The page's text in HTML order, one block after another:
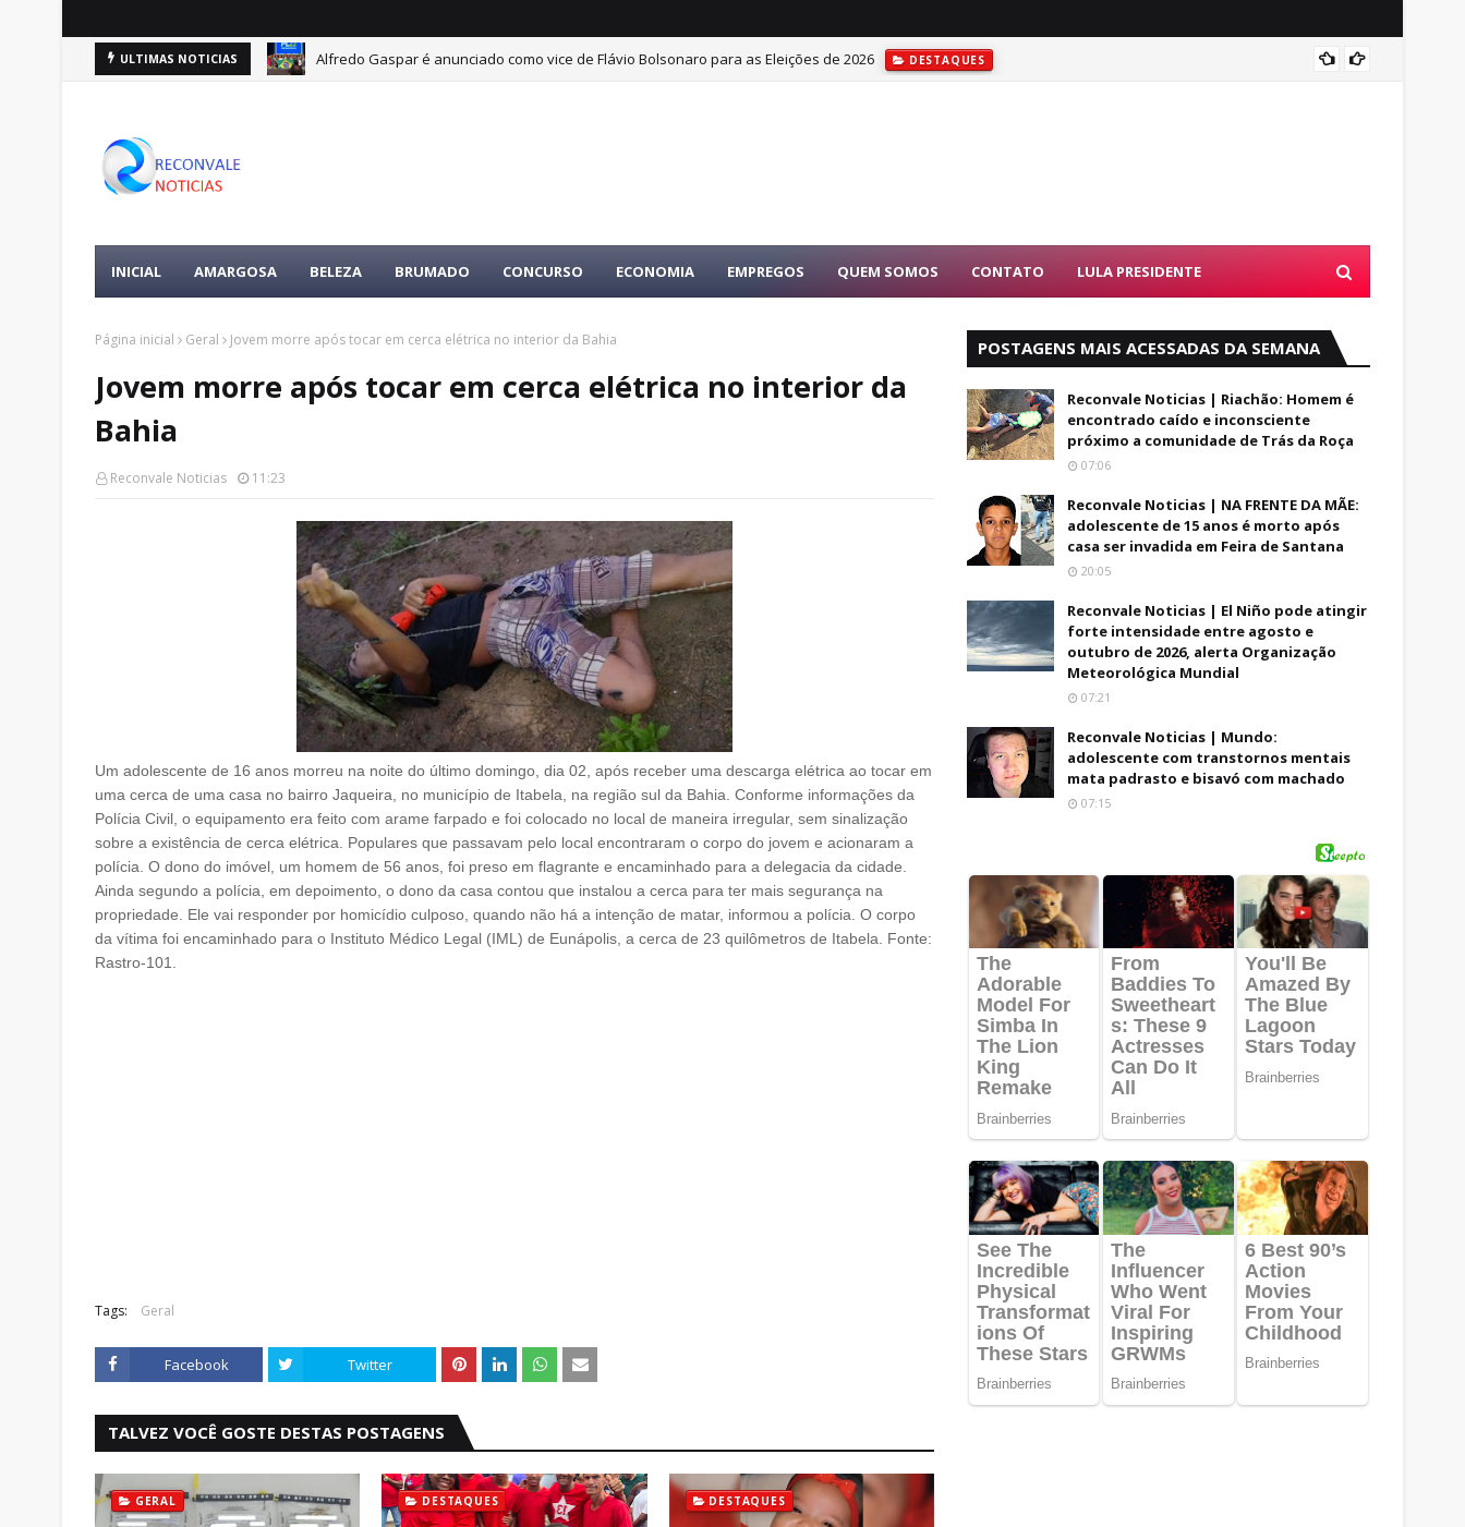
ULTIMAS NOTICIAS Alfredo Gaspar é anunciado como vice de Flávio Bolsonaro para as Eleições de 2026 DESTAQUES
INICIAL AMARGOSA BELEZA BRUMADO CONCURSO ECONOMIA EMPREGOS QUEM SOMOS CONTATO LULA PRESIDENTE
Página inicial Geral Jovem morre após tocar em cerca elétrica no interior da Bahia
Jovem morre após tocar em cerca elétrica no interior da
Bahia
Reconvale Noticias 11:23
Um adolescente de 16 anos morreu na noite do último domingo, dia 02, após receber uma descarga elétrica ao tocar em
uma cerca de uma casa no bairro Jaqueira, no município de Itabela, na região sul da Bahia. Conforme informações da
Polícia Civil, o equipamento era feito com arame farpado e foi colocado no local de maneira irregular, sem sinalização
sobre a existência de cerca elétrica. Populares que passavam pelo local encontraram o corpo do jovem e acionaram a
polícia. O dono do imóvel, um homem de 56 anos, foi preso em flagrante e encaminhado para a delegacia da cidade.
Ainda segundo a polícia, em depoimento, o dono da casa contou que instalou a cerca para ter mais segurança na
propriedade. Ele vai responder por homicídio culposo, quando não há a intenção de matar, informou a polícia. O corpo
da vítima foi encaminhado para o Instituto Médico Legal (IML) de Eunápolis, a cerca de 23 quilômetros de Itabela. Fonte:
Rastro-101.
Tags: Geral
Facebook Twitter
TALVEZ VOCÊ GOSTE DESTAS POSTAGENS
GERAL DESTAQUES DESTAQUES
POSTAGENS MAIS ACESSADAS DA SEMANA
Reconvale Noticias | Riachão: Homem é
encontrado caído e inconsciente
próximo a comunidade de Trás da Roça
07:06
Reconvale Noticias | NA FRENTE DA MÃE:
adolescente de 15 anos é morto após
casa ser invadida em Feira de Santana
20:05
Reconvale Noticias | El Niño pode atingir
forte intensidade entre agosto e
outubro de 2026, alerta Organização
Meteorológica Mundial
07:21
Reconvale Noticias | Mundo:
adolescente com transtornos mentais
mata padrasto e bisavó com machado
07:15